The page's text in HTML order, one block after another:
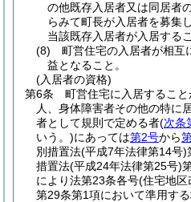
の他既存入居者又は同居者
らみて町長が入居者を募集
当該既存入居者が入居する
(8)
町営住宅の入居者が相互
益となること。
(入居者の資格)
第6条
町営住宅に入居すること
人、身体障害者その他の特に
者として規則で定める者(次条
いう。)にあっては第2号から
別措置法(平成7年法律第14号)
措置法(平成24年法律第25号)
により法第23条各号(住宅地区
第29条第1項において準用す